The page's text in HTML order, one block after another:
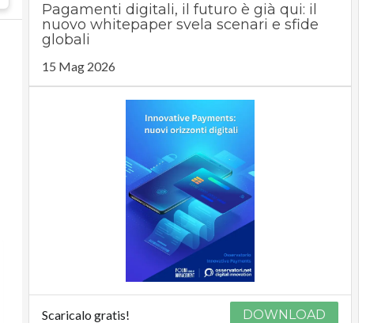
Pagamenti digitali, il futuro è già qui: il
nuovo whitepaper svela scenari e sfide
globali
15 Mag 2026
Scaricalo gratis! DOWNLOAD